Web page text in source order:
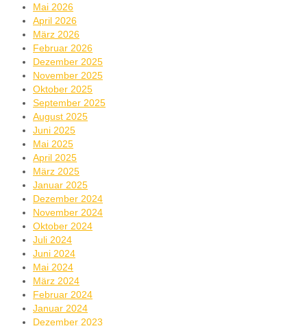
Mai 2026
April 2026
März 2026
Februar 2026
Dezember 2025
November 2025
Oktober 2025
September 2025
August 2025
Juni 2025
Mai 2025
April 2025
März 2025
Januar 2025
Dezember 2024
November 2024
Oktober 2024
Juli 2024
Juni 2024
Mai 2024
März 2024
Februar 2024
Januar 2024
Dezember 2023